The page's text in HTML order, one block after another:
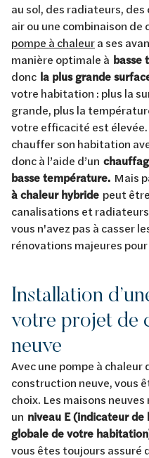
au sol, des radiateurs,
air ou une combinaison de
pompe à chaleura ses
manière optimale à basse
donc la plus grande
votre habitation : plus la
grande, plus la
votre efficacité est
chauffer son habitation
donc à l’aide d’un
basse température. Mais
à chaleur hybride peut
canalisations et
vous n'avez pas à casser
rénovations majeures
Installation
votre projet de
neuve
Avec une pompe à
construction neuve, vous
choix. Les maisons
un niveau E (indicateur
globale de votre
vous êtes toujours assuré